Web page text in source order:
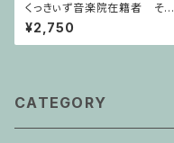
くっきぃず音楽院在籍者 その
他のご利用支払用商品 おば
けのぼうけん２巻
¥2,750
CATEGORY